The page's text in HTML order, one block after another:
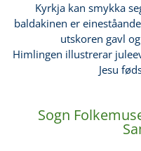
Kyrkja kan smykka
baldakinen er
utskoren gavl
Himlingen illustrerar
Jesu
Sogn